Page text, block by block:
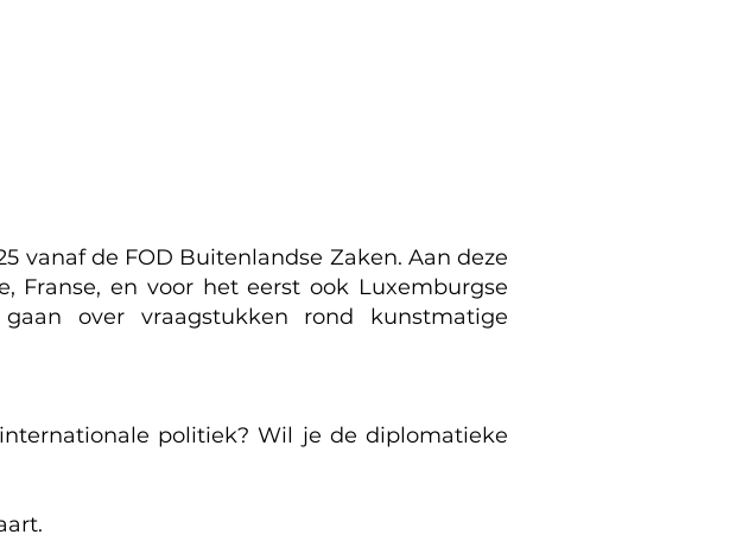
vanaf de FOD Buitenlandse Zaken. Aan deze
Franse, en voor het eerst ook Luxemburgse
over vraagstukken rond kunstmatige
politiek? Wil je de diplomatieke